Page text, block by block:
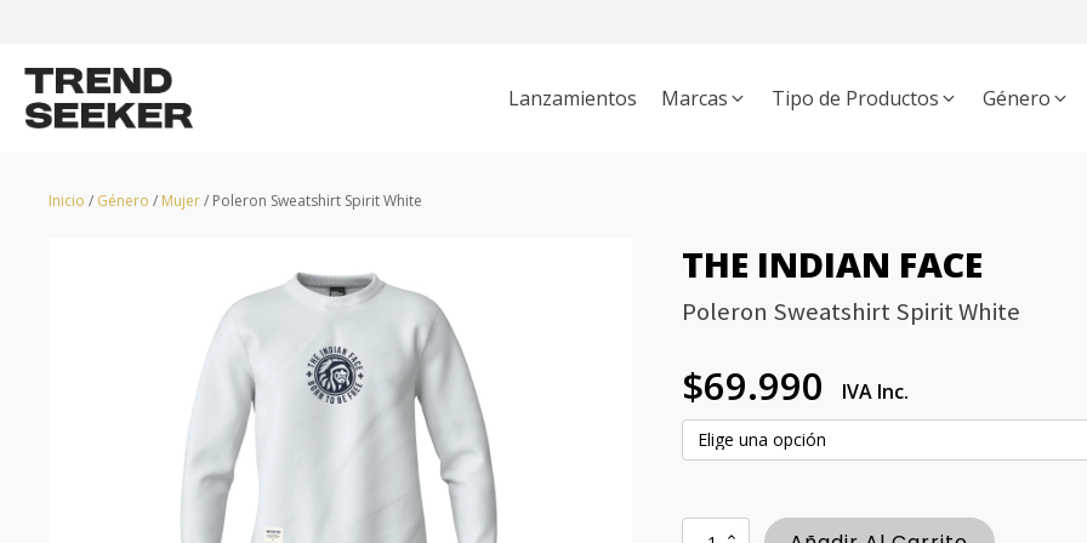
Lanzamientos Marcas Tipo de Productos Género
Inicio / Género / Mujer/ Poleron Sweatshirt Spirit White
THE INDIAN FACE
Poleron Sweatshirt Spirit White
$69.990 IVA Inc.
Poleron